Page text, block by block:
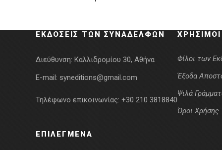
8.74€.
ΕΚΔΌΣΕΙΣ ΤΩΝ ΣΥΝΑΔΈΛΦΩΝ
Διεύθυνση: Καλλιδρομίου 30, Αθήνα
E-mail: syneditions@gmail.com
Τηλέφωνο επικοινωνίας: +30 210 3818840
Φίλοι των
Έξοδα
Ψιλά
Όροι Χρήσης
ΕΠΙΛΕΓΜΈΝΑ